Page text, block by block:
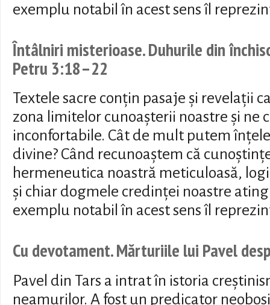
exemplu notabil în acest sens îl
Întâlniri misterioase. Duhurile din
Petru 3:18–22
Textele sacre conțin pasaje și revelații
zona limitelor cunoașterii noastre și ne
inconfortabile. Cât de mult putem
divine? Când recunoaștem că
hermeneutica noastră meticuloasă,
și chiar dogmele credinței noastre
exemplu notabil în acest sens îl
Cu devotament. Mărturiile lui Pavel
Pavel din Tars a intrat în istoria
neamurilor. A fost un predicator